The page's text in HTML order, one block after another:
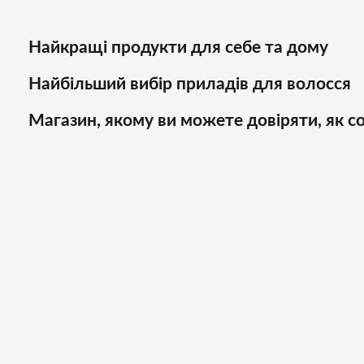
Найкращі продукти для себе та дому
Найбільший вибір приладів для волосся
Магазин, якому ви можете довіряти, як